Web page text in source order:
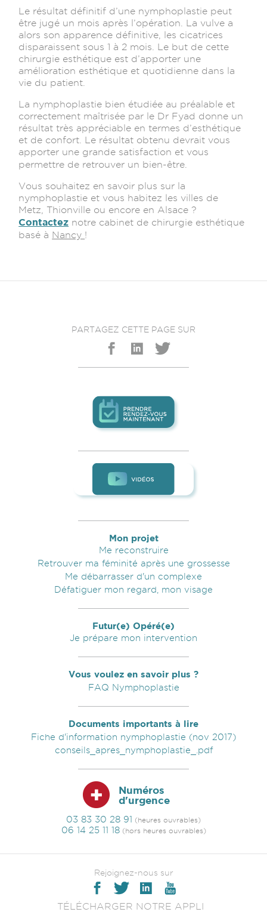
Le résultat définitif d’une nymphoplastie peut
être jugé un mois après l’opération. La vulve a
alors son apparence définitive, les cicatrices
disparaissent sous 1 à 2 mois. Le but de cette
chirurgie esthétique est d’apporter une
amélioration esthétique et quotidienne dans la
vie du patient.
La nymphoplastie bien étudiée au préalable et
correctement maîtrisée par le Dr Fyad donne un
résultat très appréciable en termes d’esthétique
et de confort. Le résultat obtenu devrait vous
apporter une grande satisfaction et vous
permettre de retrouver un bien-être.
Vous souhaitez en savoir plus sur la
nymphoplastie et vous habitez les villes de
Metz, Thionville ou encore en Alsace ?
Contactez notre cabinet de chirurgie esthétique
basé à Nancy !
PARTAGEZ CETTE PAGE SUR
Prendre RDV maintenant
Vidéos associées à
Mon projet
Me reconstruire
Retrouver ma féminité après une grossesse
Me débarrasser d'un complexe
Défatiguer mon regard, mon visage
Futur(e) Opéré(e)
Je prépare mon intervention
Vous voulez en savoir plus ?
FAQ Nymphoplastie
Documents importants à lire
Fiche d'information nymphoplastie (nov 2017)
conseils_apres_nymphoplastie_.pdf
Numéros
d'urgence
03 83 30 28 91 (heures ouvrables)
06 14 25 11 18(hors heures ouvrables)
Rejoignez-nous sur
TÉLÉCHARGER NOTRE APPLI